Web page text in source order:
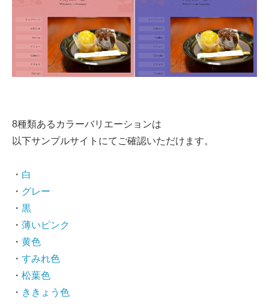
8種類あるカラーバリエーションは
以下サンプルサイトにてご確認いただけます。
・ 白
・ グレー
・ 黒
・ 薄いピンク
・ 黄色
・ すみれ色
・ 松葉色
・ ききょう色